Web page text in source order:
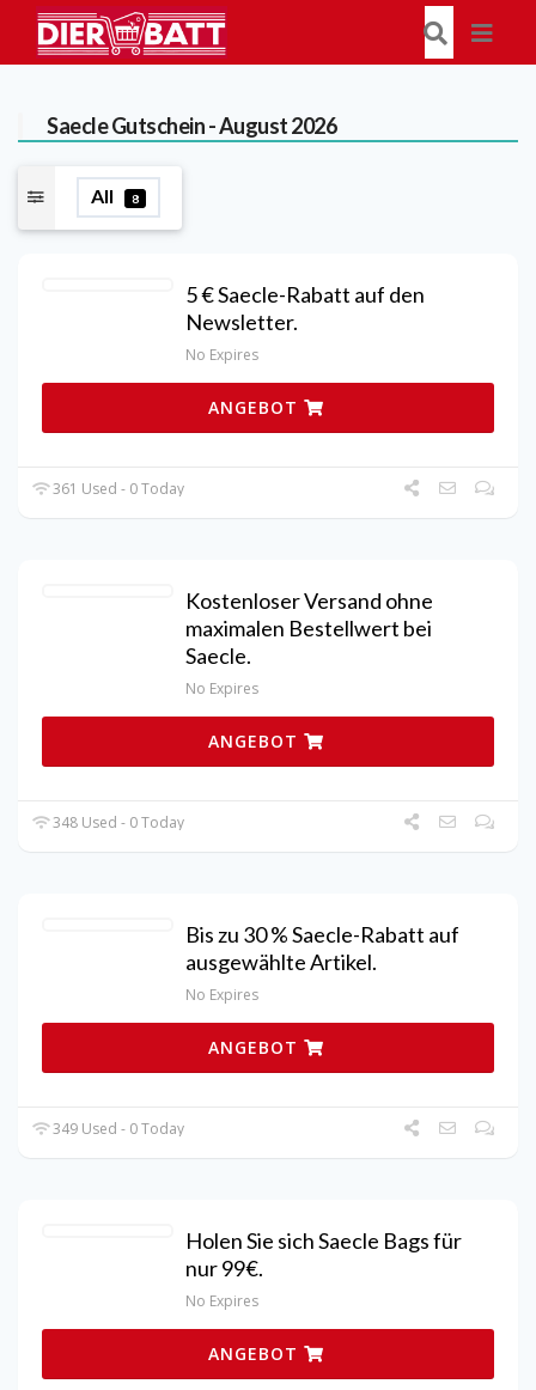
SaecleGutschein - August 2026
All 8
5 € Saecle-Rabatt auf den
Newsletter.
No Expires
ANGEBOT
361 Used - 0 Today
Kostenloser Versand ohne
maximalen Bestellwert bei
Saecle.
No Expires
ANGEBOT
348 Used - 0 Today
Bis zu 30 % Saecle-Rabatt auf
ausgewählte Artikel.
No Expires
ANGEBOT
349 Used - 0 Today
Holen Sie sich Saecle Bags für
nur 99€.
No Expires
ANGEBOT